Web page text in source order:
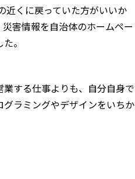
近くに戻っていた方がいいか
害情報を自治体のホームペー
。
する仕事よりも、自分自身で
ラミングやデザインをいちか